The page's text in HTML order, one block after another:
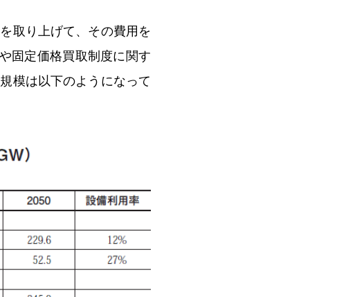
取り上げて、その費用を
や固定価格買取制度に関す
模は以下のようになって